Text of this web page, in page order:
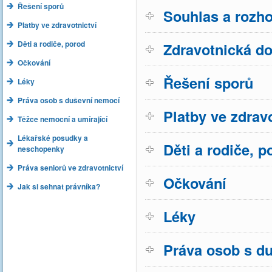
Řešení sporů
Platby ve zdravotnictví
Děti a rodiče, porod
Očkování
Léky
Práva osob s duševní nemocí
Těžce nemocní a umírající
Lékařské posudky a
neschopenky
Práva seniorů ve zdravotnictví
Jak si sehnat právníka?
Souhlas a
Zdravotnická
Řešení sporů
Platby ve
Děti a rodiče,
Očkování
Léky
Práva osob s